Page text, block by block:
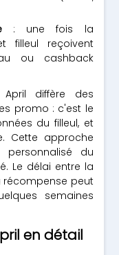
: une fois la
filleul reçoivent
ou cashback
diffère des
promo : c'est le
du filleul, et
Cette approche
du
Le délai entre la
récompense peut
semaines
en détail